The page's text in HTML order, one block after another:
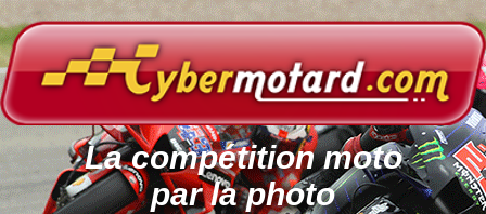
La compétition moto
par la photo